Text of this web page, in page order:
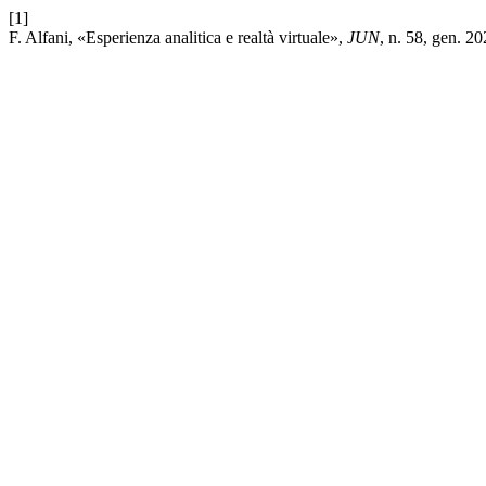
[1]
F. Alfani, «Esperienza analitica e realtà virtuale», JUN, n. 58, gen.